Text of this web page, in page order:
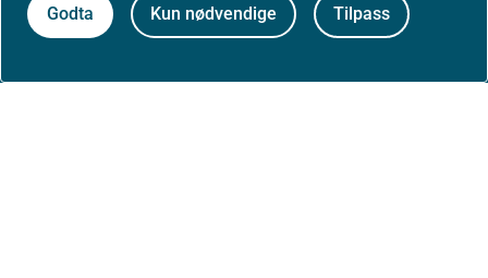
Godta Kun nødvendige Tilpass